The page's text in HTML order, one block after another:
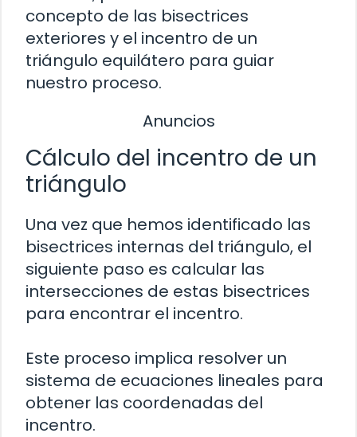
concepto de las bisectrices
exteriores y el incentro de un
triángulo equilátero para guiar
nuestro proceso.
Anuncios
Cálculo del incentro de un
triángulo
Una vez que hemos identificado las
bisectrices internas del triángulo, el
siguiente paso es calcular las
intersecciones de estas bisectrices
para encontrar el incentro.
Este proceso implica resolver un
sistema de ecuaciones lineales para
obtener las coordenadas del
incentro.